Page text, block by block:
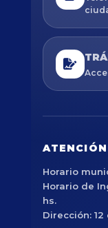
Horario
Horario de
hs.
Dirección: 12